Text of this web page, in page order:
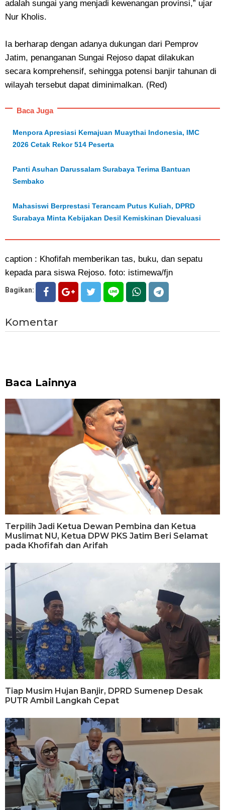
adalah sungai yang menjadi kewenangan provinsi,” ujar
Nur Kholis.
Ia berharap dengan adanya dukungan dari Pemprov
Jatim, penanganan Sungai Rejoso dapat dilakukan
secara komprehensif, sehingga potensi banjir tahunan di
wilayah tersebut dapat diminimalkan. (Red)
Baca Juga
Menpora Apresiasi Kemajuan Muaythai Indonesia, IMC
2026 Cetak Rekor 514 Peserta
Panti Asuhan Darussalam Surabaya Terima Bantuan
Sembako
Mahasiswi Berprestasi Terancam Putus Kuliah, DPRD
Surabaya Minta Kebijakan Desil Kemiskinan Dievaluasi
caption : Khofifah memberikan tas, buku, dan sepatu
kepada para siswa Rejoso. foto: istimewa/fjn
Bagikan:
Komentar
Baca Lainnya
Terpilih Jadi Ketua Dewan Pembina dan Ketua
Muslimat NU, Ketua DPW PKS Jatim Beri Selamat
pada Khofifah dan Arifah
Tiap Musim Hujan Banjir, DPRD Sumenep Desak
PUTR Ambil Langkah Cepat